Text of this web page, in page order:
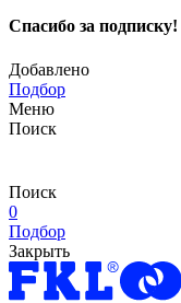
Спасибо за подписку!
Добавлено
Подбор
Меню
Поиск
Поиск
0
Подбор
Закрыть